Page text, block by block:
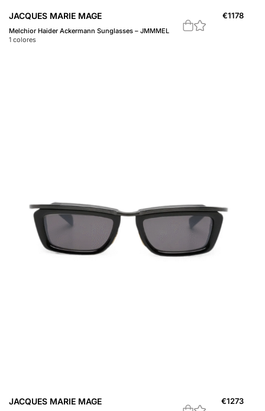
JACQUES MARIE MAGE
Melchior Haider Ackermann Sunglasses – JMMMEL
1 colores
€1178
JACQUES MARIE MAGE €1273